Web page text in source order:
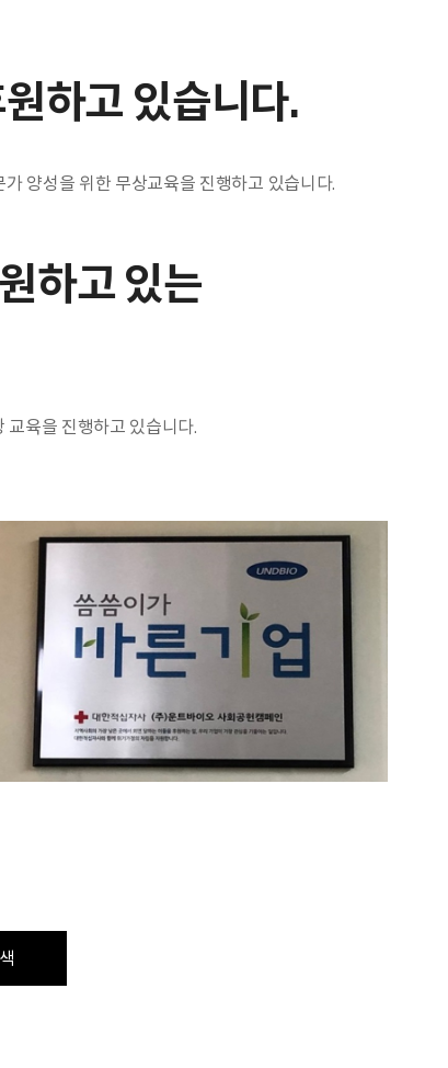
하고 있습니다.
양성을 위한 무상교육을 진행하고 있습니다.
하고 있는
육을 진행하고 있습니다.